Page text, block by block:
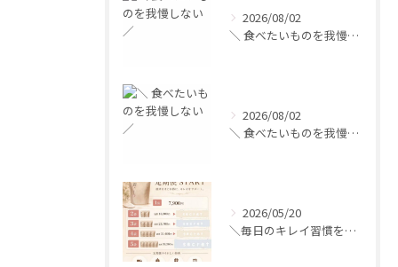
2026/08/02
＼ 食べたいものを我慢しない ／
2026/08/02
＼ 食べたいものを我慢しない ／
2026/05/20
＼毎日のキレイ習慣を、もっとお得に／